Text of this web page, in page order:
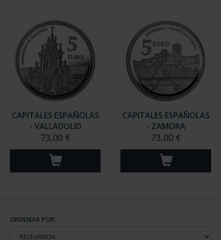
CAPITALES ESPAÑOLAS
- VALLADOLID
73,00 €
CAPITALES ESPAÑOLAS
- ZAMORA
73,00 €
ORDENAR POR: